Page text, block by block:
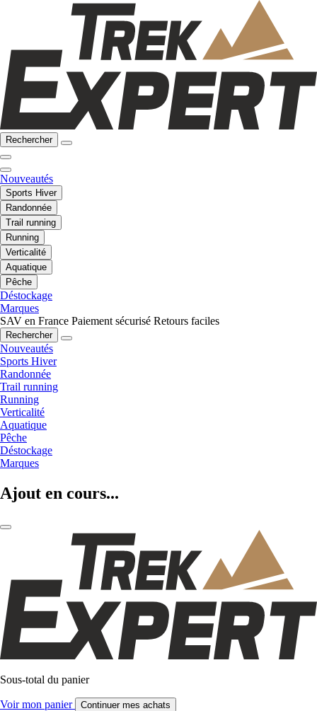
Rechercher
Nouveautés
Sports Hiver
Randonnée
Trail running
Running
Verticalité
Aquatique
Pêche
Déstockage
Marques
SAV en France Paiement sécurisé Retours faciles
Rechercher
Nouveautés
Sports Hiver
Randonnée
Trail running
Running
Verticalité
Aquatique
Pêche
Déstockage
Marques
Ajout en cours...
Sous-total du panier
Voir mon panier Continuer mes achats